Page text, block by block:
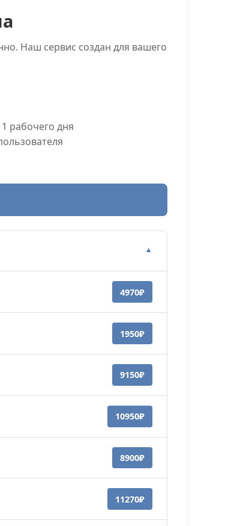
Наш сервис создан для вашего
рабочего дня
▼
4970₽
1950₽
9150₽
10950₽
8900₽
11270₽